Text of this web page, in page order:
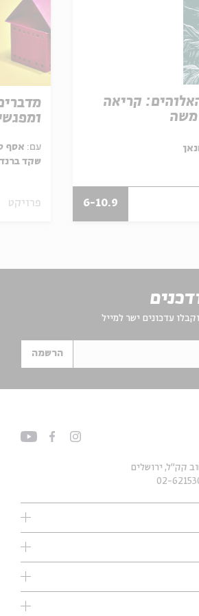
קריאה
משה
6-10.9
עם: אסף
שקד
פרויקט
עדכונים ישר למייל
הרשמה
02-